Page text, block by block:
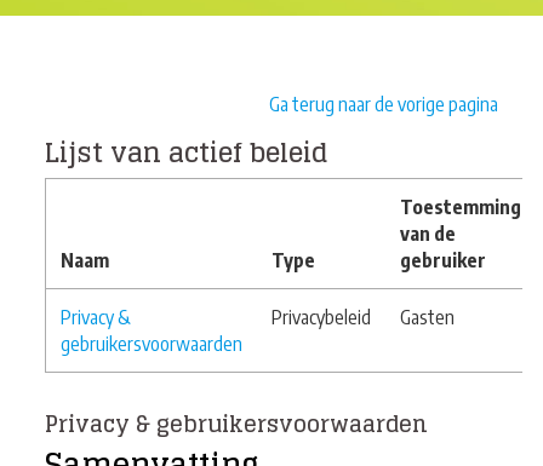
Ga terug naar de vorige pagina
Lijst van actief beleid
Naam Type
Toestemming
van de
gebruiker
Privacy &
gebruikersvoorwaarden
Privacybeleid Gasten
Privacy & gebruikersvoorwaarden